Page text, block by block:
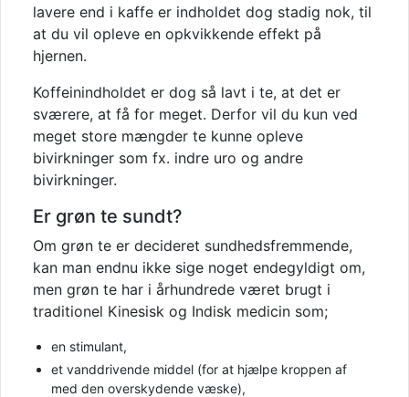
lavere end i kaffe er indholdet dog stadig nok, til
at du vil opleve en opkvikkende effekt på
hjernen.
Koffeinindholdet er dog så lavt i te, at det er
sværere, at få for meget. Derfor vil du kun ved
meget store mængder te kunne opleve
bivirkninger som fx. indre uro og andre
bivirkninger.
Er grøn te sundt?
Om grøn te er decideret sundhedsfremmende,
kan man endnu ikke sige noget endegyldigt om,
men grøn te har i århundrede været brugt i
traditionel Kinesisk og Indisk medicin som;
en stimulant,
et vanddrivende middel (for at hjælpe kroppen af
med den overskydende væske),